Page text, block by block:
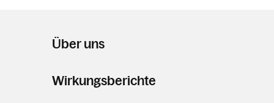
Über uns
Wirkungsberichte